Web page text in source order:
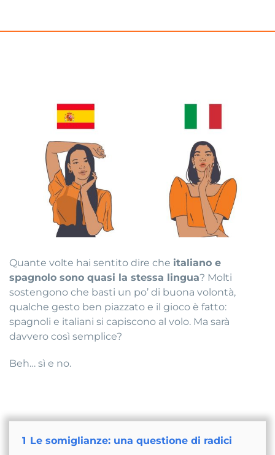
Quante volte hai sentito dire che italiano e
spagnolo sono quasi la stessa lingua? Molti
sostengono che basti un po’ di buona volontà,
qualche gesto ben piazzato e il gioco è fatto:
spagnoli e italiani si capiscono al volo. Ma sarà
davvero così semplice?
Beh… sì e no.
1 Le somiglianze: una questione di radici